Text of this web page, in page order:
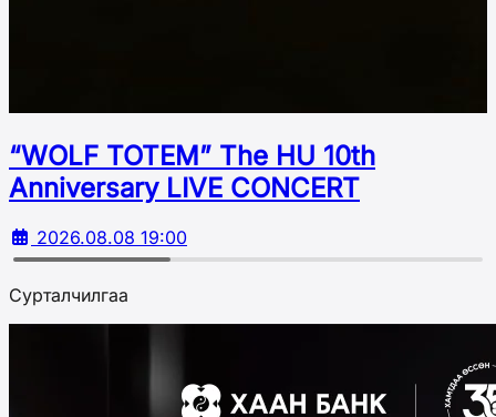
“WOLF TOTEM” The HU 10th
Аnniversary LIVE CONCERT
2026.08.08 19:00
Сурталчилгаа